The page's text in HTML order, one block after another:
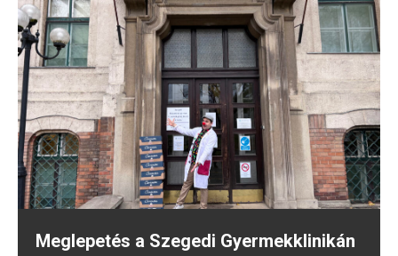
Meglepetés a Szegedi Gyermekklinikán